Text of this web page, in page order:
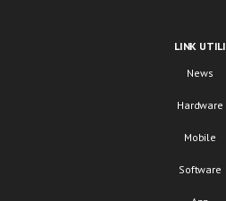
LINK UTILI
News
Hardware
Mobile
Software